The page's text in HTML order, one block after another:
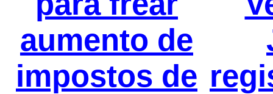
aumento de
impostos de